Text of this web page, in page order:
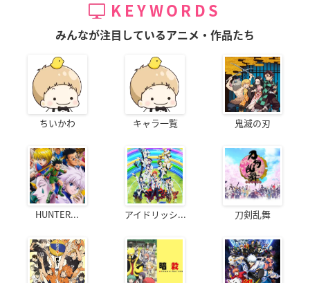
KEYWORDS
みんなが注目しているアニメ・作品たち
ちいかわ キャラ一覧 鬼滅の刃
HUNTER... アイドリッシ... 刀剣乱舞